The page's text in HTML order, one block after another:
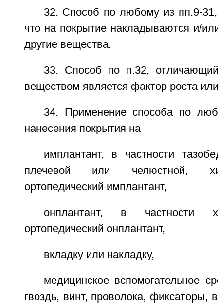
32. Способ по любому из пп.9-
что на покрытие накладываются и/
другие вещества.
33. Способ по п.32,
веществом является фактор роста
34. Применение способа по
нанесения покрытия на
имплантант, в частности
плечевой или челюстной,
ортопедический имплантант,
онплантант, в частности
ортопедический онплантант,
вкладку или накладку,
медицинское вспомогательное
гвоздь, винт, проволока, фиксаторы,